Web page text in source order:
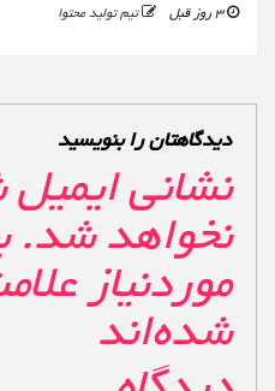
تیم تولید محتوا
دیدگاهتان را بنویسید
نشانی ایمیل
نخواهد شد.
موردنیاز
شده‌اند*